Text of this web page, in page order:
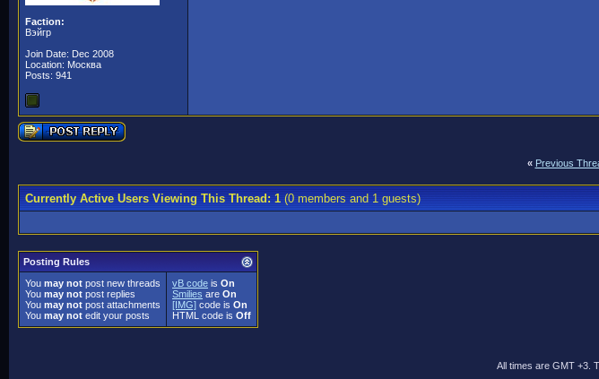
Faction:
Вэйгр
Join Date: Dec 2008
Location: Москва
Posts: 941
« Previous
Currently Active Users Viewing This Thread: 1(0 members and 1 guests)
Posting Rules
You may not post new threads
You may not post replies
You may not post attachments
You may not edit your posts
vB code is On
Smilies are On
[IMG] code is On
HTML code is Off
All times are GMT +3.